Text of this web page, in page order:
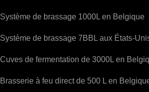
Système de brassage 1000L en Belgique
Système de brassage 7BBL aux États-
Cuves de fermentation de 3000L en
Brasserie à feu direct de 500 L en